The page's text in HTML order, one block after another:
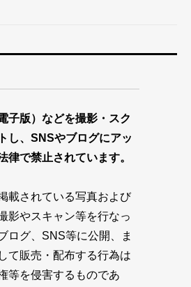
子版）などを撮影・スク
し、SNSやブログにアッ
律で禁止されています。
載されている写真および
影やスキャン等を行なっ
ログ、SNS等に公開、ま
て販売・配布する行為は
等を侵害するものであ